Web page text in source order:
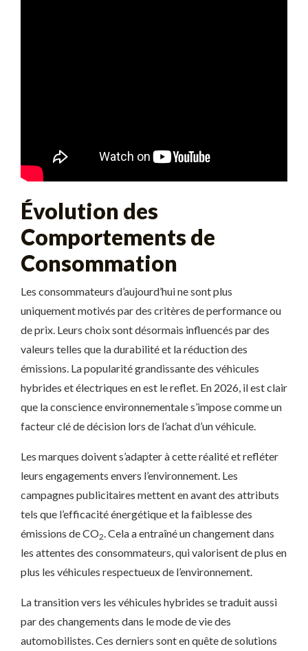
Évolution des
Comportements de
Consommation
Les consommateurs d’aujourd’hui ne sont plus
uniquement motivés par des critères de performance ou
de prix. Leurs choix sont désormais influencés par des
valeurs telles que la durabilité et la réduction des
émissions. La popularité grandissante des véhicules
hybrides et électriques en est le reflet. En 2026, il est clair
que la conscience environnementale s’impose comme un
facteur clé de décision lors de l’achat d’un véhicule.
Les marques doivent s’adapter à cette réalité et refléter
leurs engagements envers l’environnement. Les
campagnes publicitaires mettent en avant des attributs
tels que l’efficacité énergétique et la faiblesse des
émissions de CO2. Cela a entraîné un changement dans
les attentes des consommateurs, qui valorisent de plus en
plus les véhicules respectueux de l’environnement.
La transition vers les véhicules hybrides se traduit aussi
par des changements dans le mode de vie des
automobilistes. Ces derniers sont en quête de solutions